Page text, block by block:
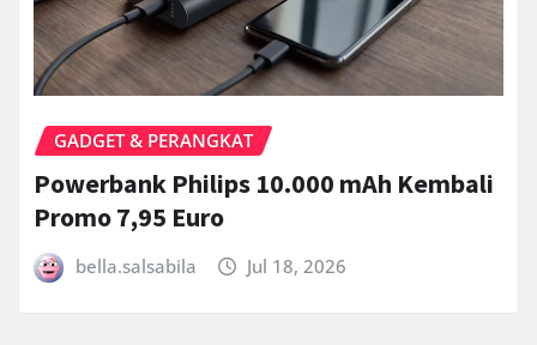
GADGET & PERANGKAT
Powerbank Philips 10.000 mAh Kembali
Promo 7,95 Euro
bella.salsabila Jul 18, 2026